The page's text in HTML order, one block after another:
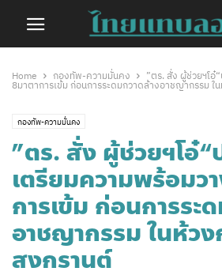
Home กองทัพ-ความมั่นคง
”ตร. สั่ง ผู้ช่วยฯโอ๋
8มาตาการเข้ม ก่อนการระดมกวาดล้างอาชญากรรม ใ
กองทัพ-ความมั่นคง
”ตร. สั่ง ผู้ช่วยฯโอ๋“
เตรียมความพร้อมว
การเข้ม ก่อนการระ
อาชญากรรม ในห้ว
สงกรานต์